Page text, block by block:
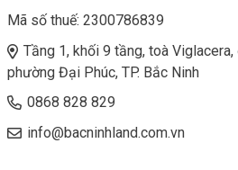
Mã số thuế: 2300786839
Tầng 1, khối 9 tầng, toà
phường Đại Phúc, TP. Bắc Ninh
0868 828 829
info@bacninhland.com.vn